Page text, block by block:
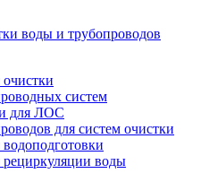
воды и трубопроводов
систем
для ЛОС
для систем очистки
рециркуляции воды